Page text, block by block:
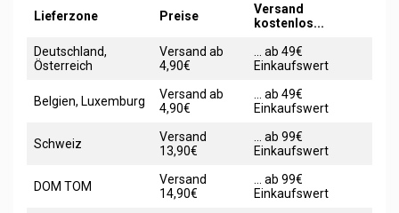
Lieferzone Preise
Versand
kostenlos...
Deutschland,
Österreich
Versand ab
4,90€
... ab 49€
Einkaufswert
Belgien, Luxemburg
Versand ab
4,90€
... ab 49€
Einkaufswert
Schweiz
Versand
13,90€
... ab 99€
Einkaufswert
DOM TOM
Versand
14,90€
... ab 99€
Einkaufswert